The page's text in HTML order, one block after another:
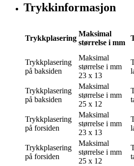
Trykkinformasjon
Trykkplasering
Maksimal
størrelse i mm
Trykkplasering
på baksiden
Maksimal
størrelse i mm
23 x 13
Trykkplasering
på baksiden
Maksimal
størrelse i mm
25 x 12
Trykkplasering
på forsiden
Maksimal
størrelse i mm
23 x 13
Trykkplasering
på forsiden
Maksimal
størrelse i mm
25 x 12